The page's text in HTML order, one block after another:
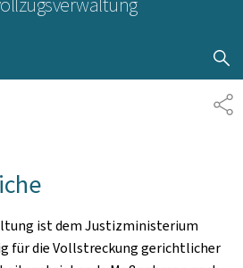
ist dem Justizministerium
für die Vollstreckung gerichtlicher